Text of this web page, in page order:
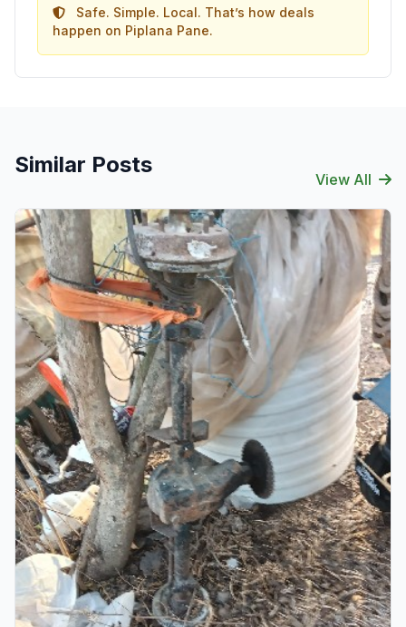
Safe. Simple. Local. That’s how deals
happen on Piplana Pane.
Similar Posts
View All